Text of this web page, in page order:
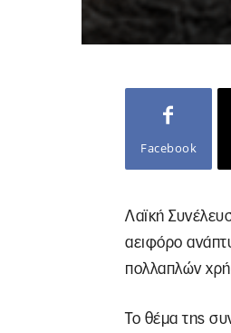
Facebook
Λαϊκή
αειφόρο
πολλαπλών
Το θέμα της